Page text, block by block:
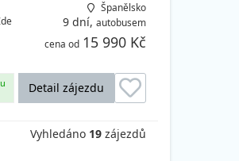
Španělsko
9 dní, autobusem
cena od 15 990 Kč
Detail zájezdu
Vyhledáno 19 zájezdů